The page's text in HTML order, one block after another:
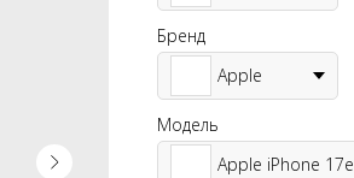
Бренд
Apple
Модель
Apple iPhone 17e